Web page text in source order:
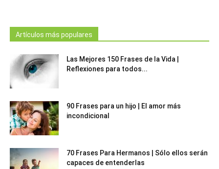
Artículos más populares
Las Mejores 150 Frases de la Vida |
Reflexiones para todos...
90 Frases para un hijo | El amor más
incondicional
70 Frases Para Hermanos | Sólo ellos serán
capaces de entenderlas